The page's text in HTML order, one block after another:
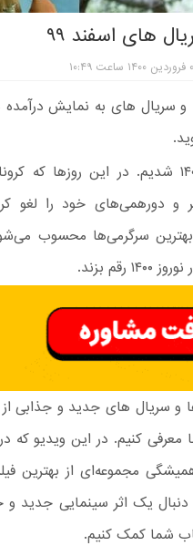
های اسفند ۹۹
۱۰:۴۹
سال ۱۳۹۹ به پایان رسید و وارد سال ۱۴۰۰ شدیم. در
و دورهمی‌های خود را لغو
سرگرمی‌ها محسوب
بزند.
فیلم ها و سریال های جدید و
معرفی کنیم. در این ویدیو که
مجموعه‌ای از بهترین
دنبال یک اثر سینمایی جدید
شما کمک کنیم.